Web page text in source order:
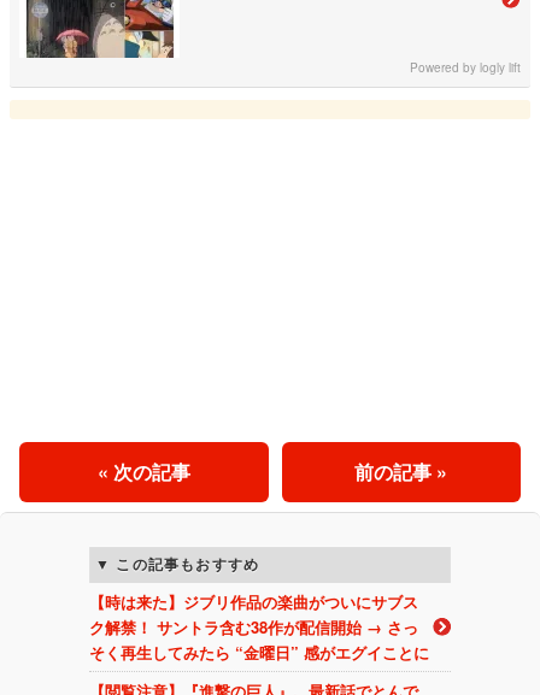
Powered bylogly lift
前の記事 »
« 次の記事
この記事もおすすめ
【時は来た】ジブリ作品の楽曲がついにサブス
ク解禁！ サントラ含む38作が配信開始 → さっ
そく再生してみたら “金曜日” 感がエグイことに
【閲覧注意】『進撃の巨人』、最新話でとんで